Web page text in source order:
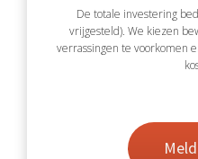
De totale investering
vrijgesteld). We kiezen
verrassingen te voorkomen